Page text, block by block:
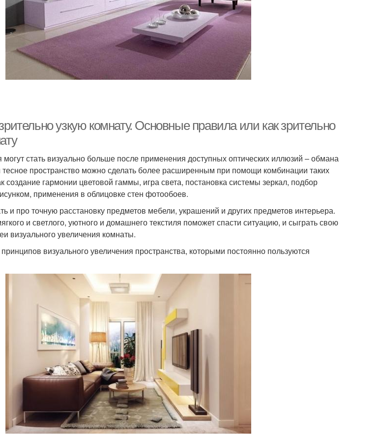
узкую комнату. Основные правила или как зрительно
стать визуально больше после применения доступных оптических иллюзий – обмана
пространство можно сделать более расширенным при помощи комбинации таких
создание гармонии цветовой гаммы, игра света, постановка системы зеркал, подбор
применения в облицовке стен фотообоев.
и про точную расстановку предметов мебели, украшений и других предметов интерьера.
и светлого, уютного и домашнего текстиля поможет спасти ситуацию, и сыграть свою
визуального увеличения комнаты.
визуального увеличения пространства, которыми постоянно пользуются